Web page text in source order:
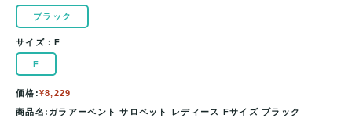
ブラック
サイズ：F
F
価格:¥8,229
商品名:ガラアーベント サロペット レディース Fサイズ ブラック